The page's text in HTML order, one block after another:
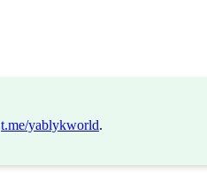
t.me/yablykworld.